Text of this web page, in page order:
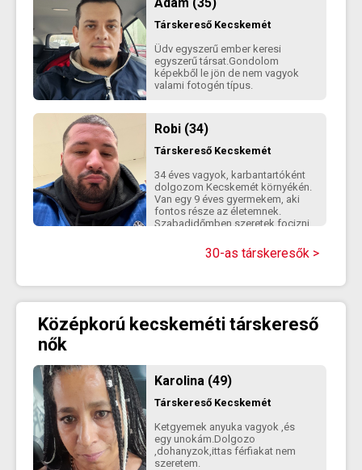
Társkereső Kecskemét
Üdv egyszerű ember keresi
egyszerű társat.Gondolom
képekből le jön de nem vagyok
valami fotogén típus.
Robi (34)
Társkereső Kecskemét
34 éves vagyok, karbantartóként
dolgozom Kecskemét környékén.
Van egy 9 éves gyermekem, aki
fontos része az életemnek.
Szabadidőmben szeretek focizni
tölteni a családommal és a
barátaimmal. Komoly kapcsolatot
nővel, akivel kölcsönös tiszteleten
igyekszem egyre kevesebbet.
30-as társkeresők >
Középkorú kecskeméti társkereső
nők
Karolina (49)
Társkereső Kecskemét
Ketgyemek anyuka vagyok ,és
egy unokám.Dolgozo
,dohanyzok,ittas férfiakat nem
szeretem.